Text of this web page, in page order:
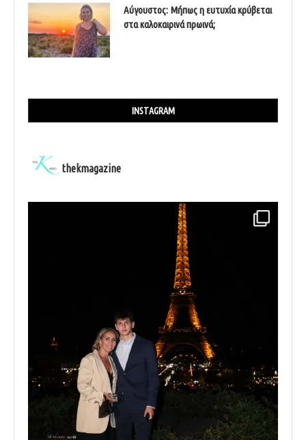
Αύγουστος: Μήπως η ευτυχία κρύβεται
στα καλοκαιρινά πρωινά;
INSTAGRAM
thekmagazine